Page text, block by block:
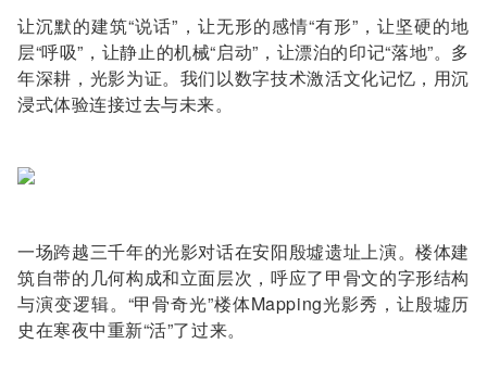
让沉默的建筑“说话”，让无形的感情“有形”，让坚硬的地
层“呼吸”，让静止的机械“启动”，让漂泊的印记“落地”。多
年深耕，光影为证。我们以数字技术激活文化记忆，用沉
浸式体验连接过去与未来。
一场跨越三千年的光影对话在安阳殷墟遗址上演。楼体建
筑自带的几何构成和立面层次，呼应了甲骨文的字形结构
与演变逻辑。“甲骨奇光”楼体Mapping光影秀，让殷墟历
史在寒夜中重新“活”了过来。